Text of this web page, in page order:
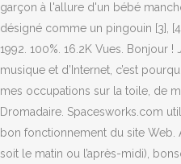
garçon à l'allure d'un bébé
désigné comme un pingouin [3],
1992. 100%. 16.2K Vues. Bonjour
musique et d’Internet, c’est
mes occupations sur la toile, de
Dromadaire. Spacesworks.com
bon fonctionnement du site
soit le matin ou l’après-midi),